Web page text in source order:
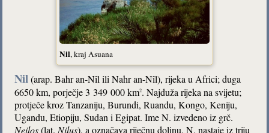
Nil, kraj Asuana
Nil(arap. Bahr an-Nîl ili Nahr an-Nîl), rijeka u Africi; duga
6650 km, porječje 3 349 000 km2. Najduža rijeka na svijetu;
protječe kroz Tanzaniju, Burundi, Ruandu, Kongo, Keniju,
Ugandu, Etiopiju, Sudan i Egipat. Ime N. izvedeno iz grč.
Neilos(lat. Nilus), a označava riječnu dolinu. N. nastaje iz triju